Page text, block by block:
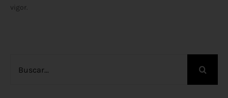
vigor.